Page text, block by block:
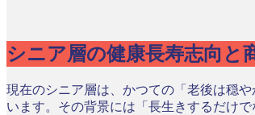
シニア層の健康長寿志向と
現在のシニア層は、かつての「老後は穏
います。その背景には「長生きするだけ